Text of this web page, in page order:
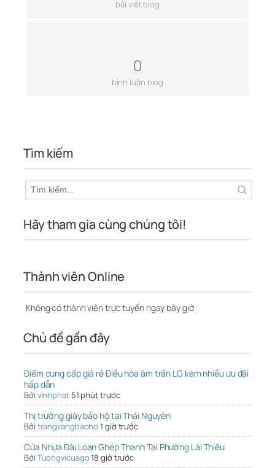
bài viết blog
0
bình luận blog
Tìm kiếm
Hãy tham gia cùng chúng tôi!
Thành viên Online
Không có thành viên trực tuyến ngay bây giờ
Chủ đề gần đây
Điểm cung cấp giá rẻ Điều hòa âm trần LG kèm nhiều ưu đãi
hấp dẫn
Bởi vinhphat 51 phút trước
Thị trường giày bảo hộ tại Thái Nguyên
Bởi trangvangbaoho 1 giờ trước
Cửa Nhựa Đài Loan Ghép Thanh Tại Phường Lái Thiêu
Bởi Tuongvicuago18 giờ trước